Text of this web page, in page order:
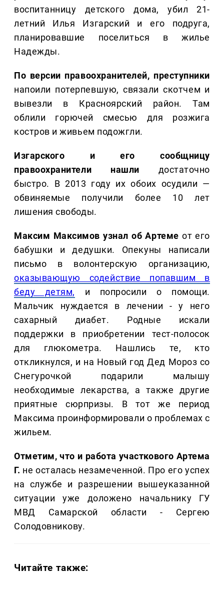
воспитанницу детского дома, убил 21-
летний Илья Изгарский и его подруга,
планировавшие поселиться в жилье
Надежды.
По версии правоохранителей, преступники
напоили потерпевшую, связали скотчем и
вывезли в Красноярский район. Там
облили горючей смесью для розжига
костров и живьем подожгли.
Изгарского и его сообщницу
правоохранители нашли достаточно
быстро. В 2013 году их обоих осудили —
обвиняемые получили более 10 лет
лишения свободы.
Максим Максимов узнал об Артемеот его
бабушки и дедушки. Опекуны написали
письмо в волонтерскую организацию,
оказывающую содействие попавшим в
беду детям, и попросили о помощи.
Мальчик нуждается в лечении - у него
сахарный диабет. Родные искали
поддержки в приобретении тест-полосок
для глюкометра. Нашлись те, кто
откликнулся, и на Новый год Дед Мороз со
Снегурочкой подарили малышу
необходимые лекарства, а также другие
приятные сюрпризы. В тот же период
Максима проинформировали о проблемах с
жильем.
Отметим, что и работа участкового Артема
Г. не осталась незамеченной. Про его успех
на службе и разрешении вышеуказанной
ситуации уже доложено начальнику ГУ
МВД Самарской области - Сергею
Солодовникову.
Читайте также: